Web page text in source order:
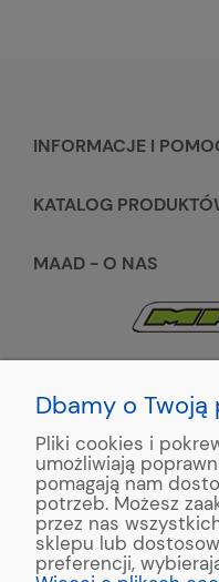
INFORMACJE I
KATALOG
MAAD - O NAS
+48
ul.
89-
Copyright © 2022
Dbamy o
Pliki cookies i
umożliwiają
pomagają nam
potrzeb. Możesz
przez nas
sklepu lub
preferencji,